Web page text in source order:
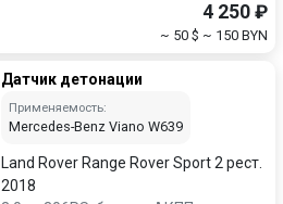
4 250 ₽
~ 50 $ ~ 150 BYN
Датчик детонации
Применяемость:
Mercedes-Benz Viano W639
Land Rover Range Rover Sport 2 рест.
2018